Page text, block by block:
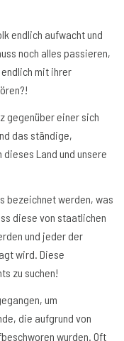
endlich aufwacht und
noch alles passieren,
mit ihrer
gegenüber einer sich
das ständige,
Land und unsere
bezeichnet werden, was
diese von staatlichen
und jeder der
wird. Diese
zu suchen!
um
die aufgrund von
wurden. Oft